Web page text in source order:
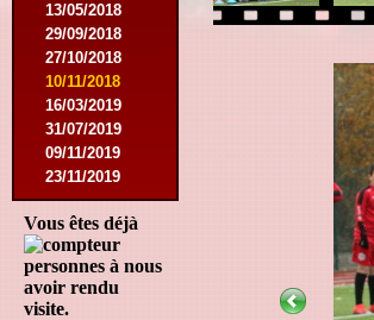
13/05/2018
29/09/2018
27/10/2018
10/11/2018
16/03/2019
31/07/2019
09/11/2019
23/11/2019
Vous êtes déjà
personnes à nous
avoir rendu
visite.